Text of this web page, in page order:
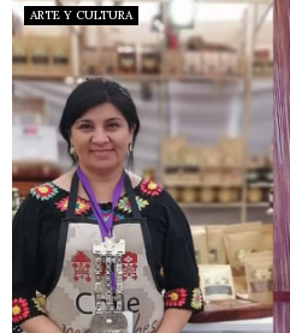
ARTE Y CULTURA